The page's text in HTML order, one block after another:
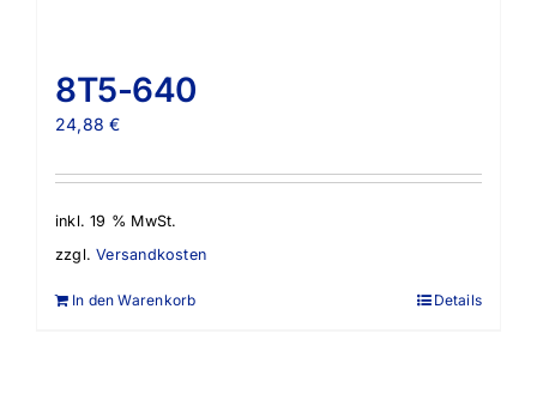
8T5-640
24,88€
inkl. 19 % MwSt.
zzgl.Versandkosten
In den Warenkorb Details